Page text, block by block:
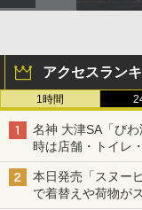
アクセスラン
1時間
名神 大津SA「び
時は店舗・トイレ
本日発売「スヌー
で着替えや荷物が